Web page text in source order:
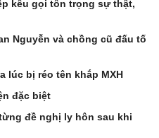
kêu gọi tôn trọng sự thật,
Nguyễn và chồng cũ đấu tố
lúc bị réo tên khắp MXH
đặc biệt
đề nghị ly hôn sau khi